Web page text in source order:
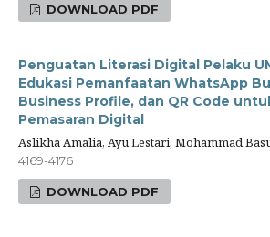
DOWNLOAD PDF
Penguatan Literasi Digital Pelaku
Edukasi Pemanfaatan WhatsApp
Business Profile, dan QR Code
Pemasaran Digital
Aslikha Amalia, Ayu Lestari, Mohammad
4169-4176
DOWNLOAD PDF